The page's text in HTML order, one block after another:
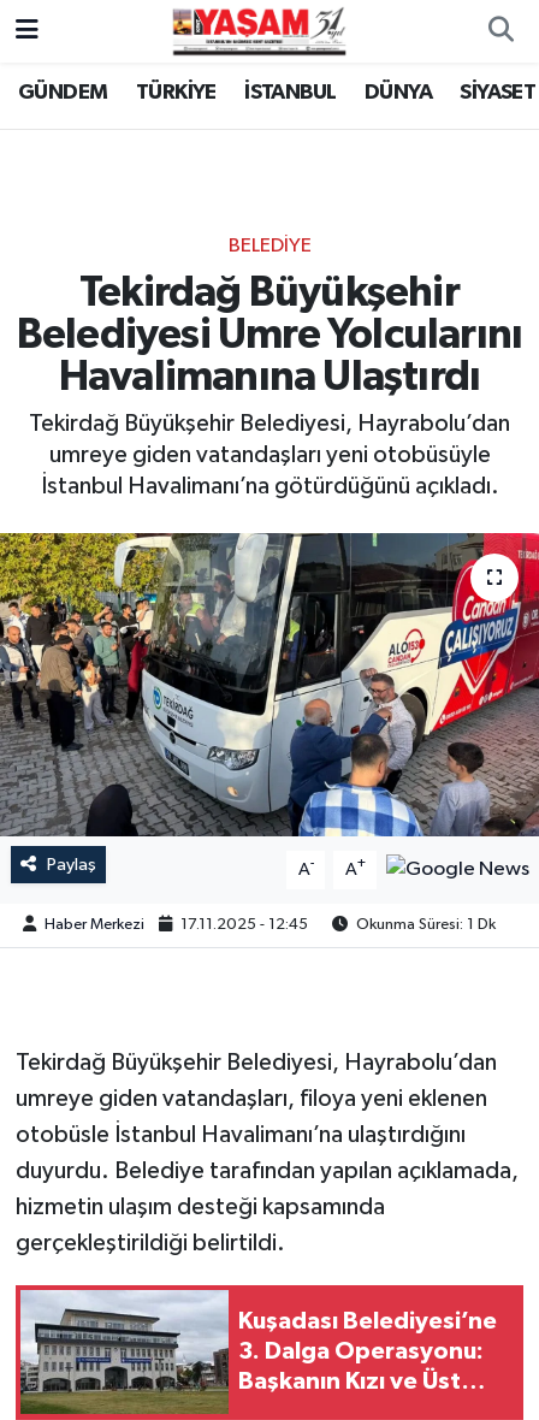
GÜNDEM TÜRKİYE İSTANBUL DÜNYA SİYASET
BELEDİYE
Tekirdağ Büyükşehir
Belediyesi Umre Yolcularını
Havalimanına Ulaştırdı
Tekirdağ Büyükşehir Belediyesi, Hayrabolu’dan
umreye giden vatandaşları yeni otobüsüyle
İstanbul Havalimanı’na götürdüğünü açıkladı.
Paylaş A- A+
Haber Merkezi 17.11.2025 - 12:45 Okunma Süresi: 1 Dk
Tekirdağ Büyükşehir Belediyesi, Hayrabolu’dan
umreye giden vatandaşları, filoya yeni eklenen
otobüsle İstanbul Havalimanı’na ulaştırdığını
duyurdu. Belediye tarafından yapılan açıklamada,
hizmetin ulaşım desteği kapsamında
gerçekleştirildiği belirtildi.
Kuşadası Belediyesi’ne
3. Dalga Operasyonu:
Başkanın Kızı ve Üst